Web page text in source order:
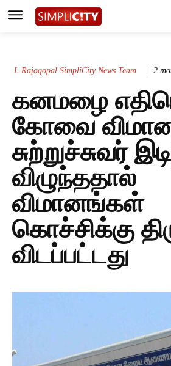
L Rajagopal SimpliCity News Team 2
கனமழை
கோவை
சுற்றுச்சுவர்
விழுந்ததால்
விமானங்கள்
கொச்சிக்கு
விடப்பட்டது